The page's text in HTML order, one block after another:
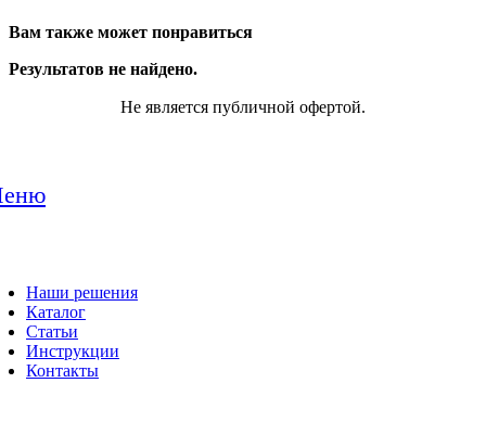
Вам также может понравиться
Результатов не найдено.
Не является публичной офертой.
Наши решения
Каталог
Статьи
Инструкции
Контакты